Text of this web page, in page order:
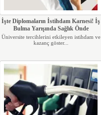
İşte Diplomaların İstihdam Karnesi! İş
Bulma Yarışında Sağlık Önde
Üniversite tercihlerini etkileyen istihdam ve
kazanç göster...